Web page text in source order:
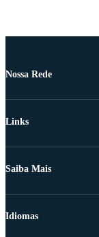
Nossa Rede
Links
Saiba Mais
Idiomas